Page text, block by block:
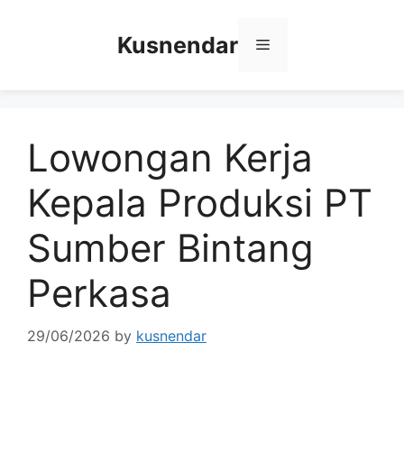
Kusnendar Menu
Lowongan Kerja
Kepala Produksi PT
Sumber Bintang
Perkasa
29/06/2026 by kusnendar